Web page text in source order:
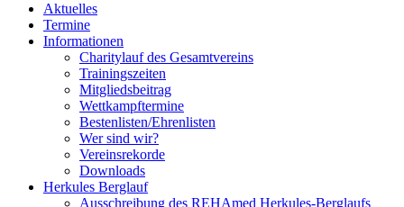
Aktuelles
Termine
Informationen
Charitylauf des Gesamtvereins
Trainingszeiten
Mitgliedsbeitrag
Wettkampftermine
Bestenlisten/Ehrenlisten
Wer sind wir?
Vereinsrekorde
Downloads
Herkules Berglauf
Ausschreibung des REHAmed Herkules-Berglaufs